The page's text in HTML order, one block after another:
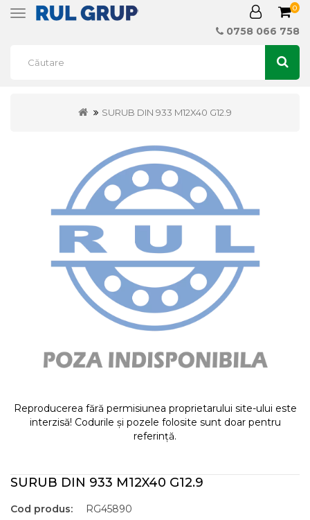
Toggle
0
0758 066 758
SURUB DIN 933 M12X40 G12.9
Reproducerea fără permisiunea proprietarului site-ului este
interzisă! Codurile și pozele folosite sunt doar pentru
referință.
SURUB DIN 933 M12X40 G12.9
Cod produs:
RG45890